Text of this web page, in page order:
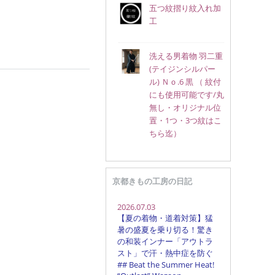
五つ紋摺り紋入れ加
工
洗える男着物 羽二重
(テイジンシルパー
ル) Ｎｏ.6 黒 （ 紋付
にも使用可能です/丸
無し・オリジナル位
置・1つ・3つ紋はこ
ちら迄）
京都きもの工房の日記